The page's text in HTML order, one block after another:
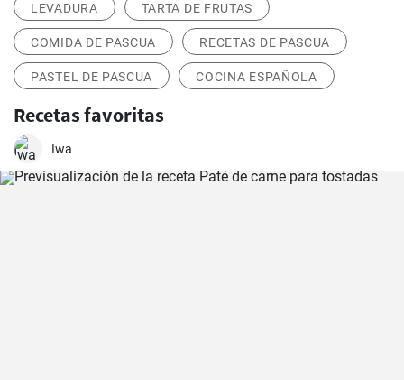
LEVADURA TARTA DE FRUTAS
COMIDA DE PASCUA RECETAS DE PASCUA
PASTEL DE PASCUA COCINA ESPAÑOLA
Recetas favoritas
Iwa